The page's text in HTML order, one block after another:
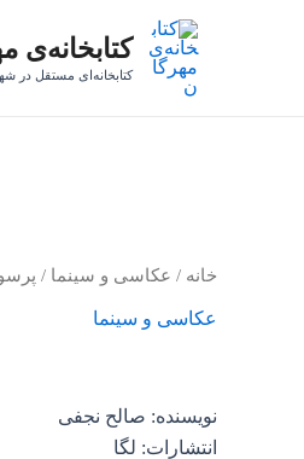
کتابخانه‌ی
کتابخانه‌ای مستقل در
خانه / عکاسی و سینما /
عکاسی و سینما
نویسنده: صالح نجفی
انتشارات: لگا